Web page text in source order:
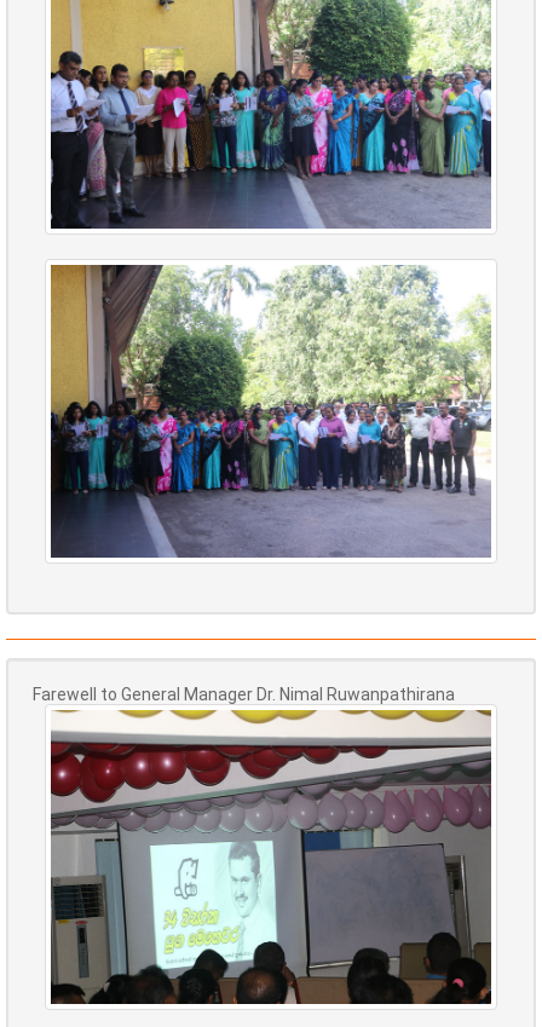
Farewell to General Manager Dr. Nimal Ruwanpathirana